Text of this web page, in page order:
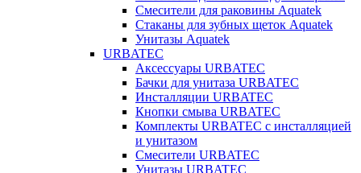
Смесители для раковины Aquatek
Стаканы для зубных щеток Aquatek
Унитазы Aquatek
URBATEC
Аксессуары URBATEC
Бачки для унитаза URBATEC
Инсталляции URBATEC
Кнопки смыва URBATEC
Комплекты URBATEC с инсталляцией
и унитазом
Смесители URBATEC
Унитазы URBATEC